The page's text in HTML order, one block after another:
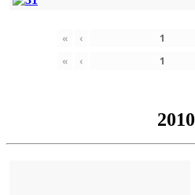
« ‹
«
‹
2010